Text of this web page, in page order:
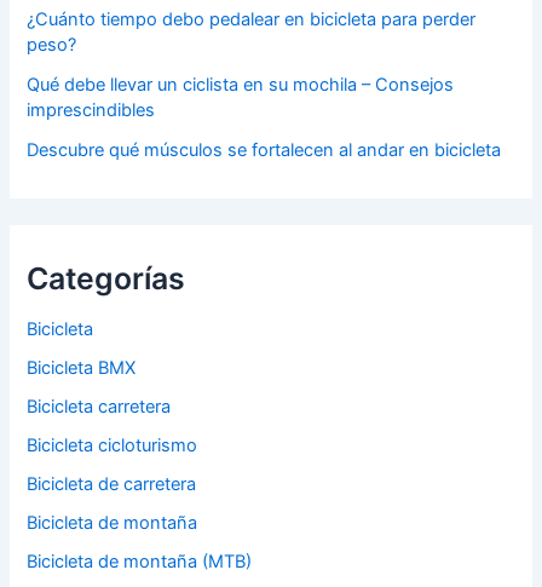
¿Cuánto tiempo debo pedalear en bicicleta para perder
peso?
Qué debe llevar un ciclista en su mochila – Consejos
imprescindibles
Descubre qué músculos se fortalecen al andar en bicicleta
Categorías
Bicicleta
Bicicleta BMX
Bicicleta carretera
Bicicleta cicloturismo
Bicicleta de carretera
Bicicleta de montaña
Bicicleta de montaña (MTB)